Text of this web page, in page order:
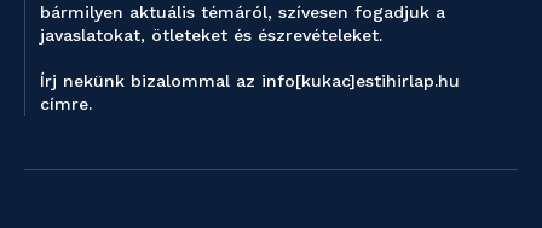
bármilyen aktuális témáról, szívesen fogadjuk a
javaslatokat, ötleteket és észrevételeket.
Írj nekünk bizalommal az info[kukac]estihirlap.hu
címre.